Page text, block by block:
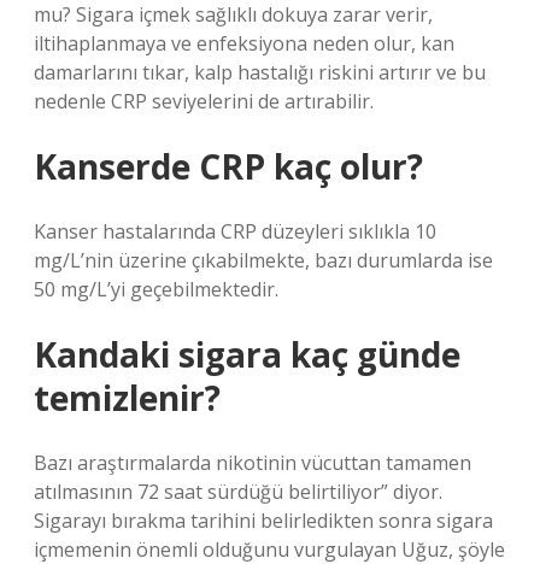
mu? Sigara içmek sağlıklı dokuya zarar verir,
iltihaplanmaya ve enfeksiyona neden olur, kan
damarlarını tıkar, kalp hastalığı riskini artırır ve bu
nedenle CRP seviyelerini de artırabilir.
Kanserde CRP kaç olur?
Kanser hastalarında CRP düzeyleri sıklıkla 10
mg/L’nin üzerine çıkabilmekte, bazı durumlarda ise
50 mg/L’yi geçebilmektedir.
Kandaki sigara kaç günde
temizlenir?
Bazı araştırmalarda nikotinin vücuttan tamamen
atılmasının 72 saat sürdüğü belirtiliyor” diyor.
Sigarayı bırakma tarihini belirledikten sonra sigara
içmemenin önemli olduğunu vurgulayan Uğuz, şöyle